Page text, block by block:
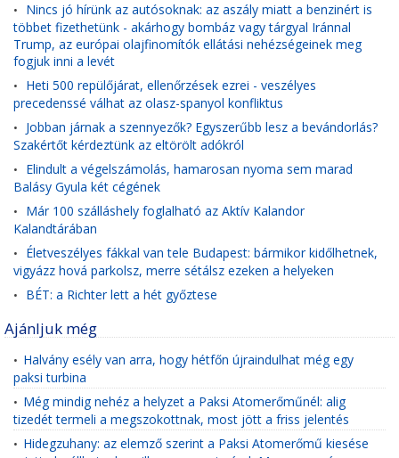
• Nincs jó hírünk az autósoknak: az aszály miatt a benzinért is
többet fizethetünk - akárhogy bombáz vagy tárgyal Iránnal
Trump, az európai olajfinomítók ellátási nehézségeinek meg
fogjuk inni a levét
• Heti 500 repülőjárat, ellenőrzések ezrei - veszélyes
precedenssé válhat az olasz-spanyol konfliktus
• Jobban járnak a szennyezők? Egyszerűbb lesz a bevándorlás?
Szakértőt kérdeztünk az eltörölt adókról
• Elindult a végelszámolás, hamarosan nyoma sem marad
Balásy Gyula két cégének
• Már 100 szálláshely foglalható az Aktív Kalandor
Kalandtárában
• Életveszélyes fákkal van tele Budapest: bármikor kidőlhetnek,
vigyázz hová parkolsz, merre sétálsz ezeken a helyeken
• BÉT: a Richter lett a hét győztese
Ajánljuk még
• Halvány esély van arra, hogy hétfőn újraindulhat még egy
paksi turbina
• Még mindig nehéz a helyzet a Paksi Atomerőműnél: alig
tizedét termeli a megszokottnak, most jött a friss jelentés
• Hidegzuhany: az elemző szerint a Paksi Atomerőmű kiesése